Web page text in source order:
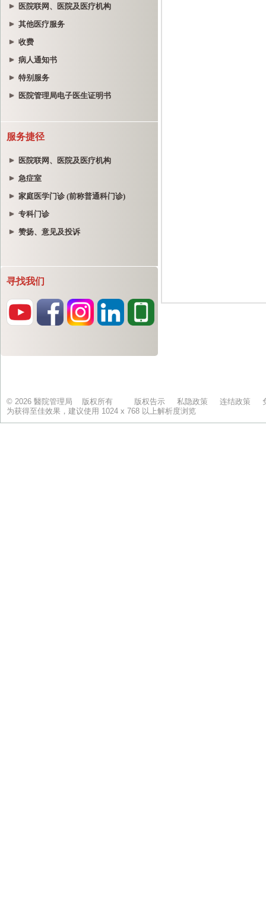
医院联网、医院及医疗机构
其他医疗服务
收费
病人通知书
特别服务
医院管理局电子医生证明书
服务捷径
医院联网、医院及医疗机构
急症室
家庭医学门诊 (前称普通科门诊)
专科门诊
赞扬、意见及投诉
寻找我们
© 2026 醫院管理局 版权所有 版权告示 私隐政策 连结政策
为获得至佳效果，建议使用 1024 x 768 以上解析度浏览